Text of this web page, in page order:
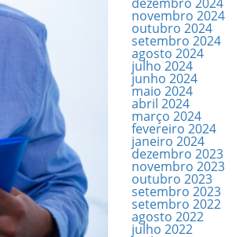
novembro 2024
outubro 2024
setembro 2024
agosto 2024
julho 2024
junho 2024
maio 2024
abril 2024
março 2024
fevereiro 2024
janeiro 2024
dezembro 2023
novembro 2023
outubro 2023
setembro 2023
setembro 2022
agosto 2022
julho 2022